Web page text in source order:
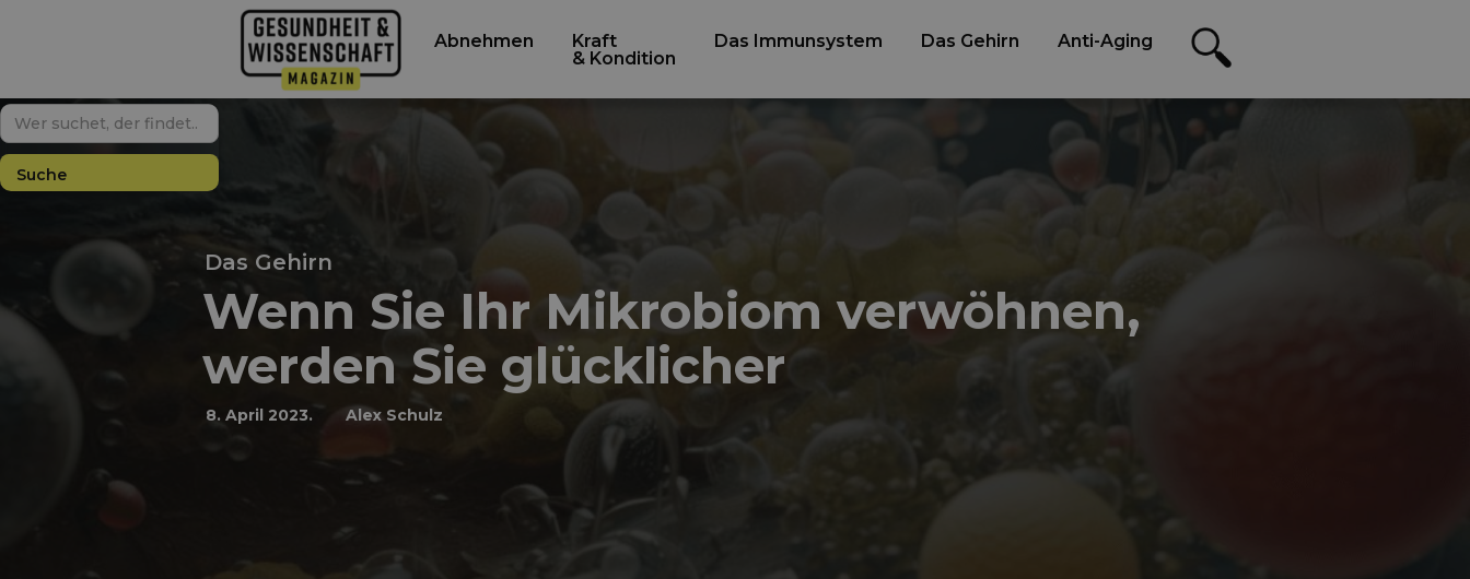
Abnehmen
Kraft
& Kondition
Das Immunsystem Das Gehirn Anti-Aging
Das Gehirn
Wenn Sie Ihr Mikrobiom verwöhnen,
werden Sie glücklicher
8. April 2023. Alex Schulz